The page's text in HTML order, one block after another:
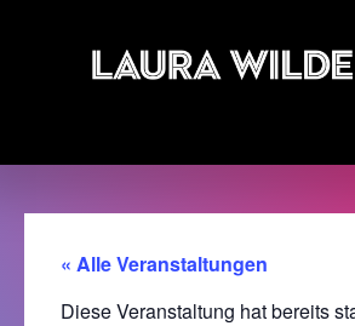
« Alle Veranstaltungen
Diese Veranstaltung hat bereits